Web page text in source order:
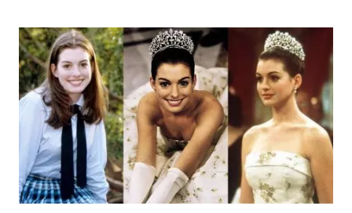
MOTIVO
DE
NÃO
ENTRAR
EM
A
FAZENDA
E
CRITICA
PEOA:
“FOI